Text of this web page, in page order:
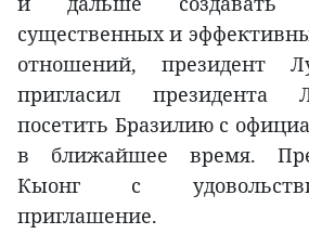
существенных и
отношений, президент
пригласил президента
посетить Бразилию с
в ближайшее время.
Кыонг с
приглашение.